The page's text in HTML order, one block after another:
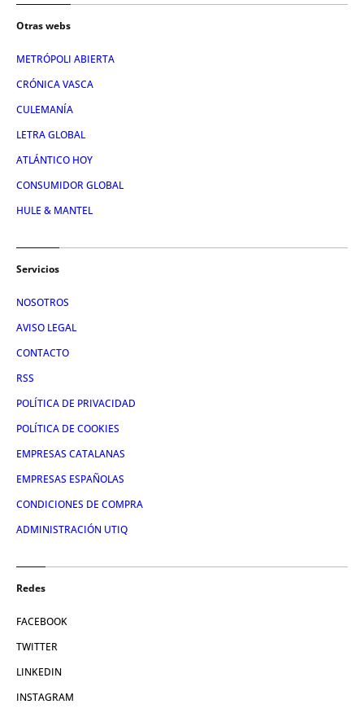
Otras webs
METRÓPOLI ABIERTA
CRÓNICA VASCA
CULEMANÍA
LETRA GLOBAL
ATLÁNTICO HOY
CONSUMIDOR GLOBAL
HULE & MANTEL
Servicios
NOSOTROS
AVISO LEGAL
CONTACTO
RSS
POLÍTICA DE PRIVACIDAD
POLÍTICA DE COOKIES
EMPRESAS CATALANAS
EMPRESAS ESPAÑOLAS
CONDICIONES DE COMPRA
ADMINISTRACIÓN UTIQ
Redes
FACEBOOK
TWITTER
LINKEDIN
INSTAGRAM